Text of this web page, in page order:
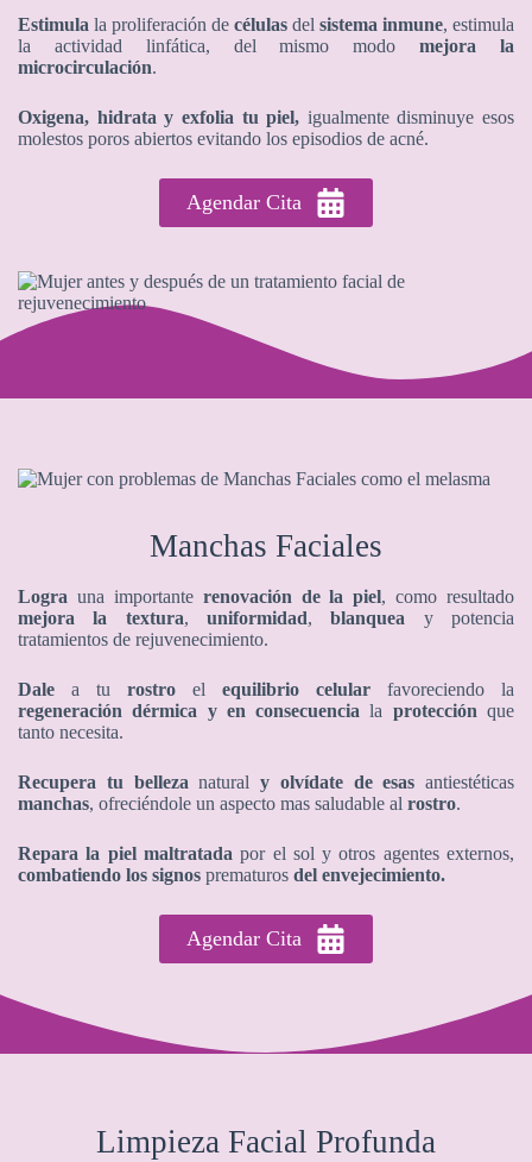
Estimula la proliferación de células del sistema inmune, estimula
la actividad linfática, del mismo modomejora la
microcirculación.
Oxigena, hidrata y exfolia tu piel, igualmente disminuye esos
molestos poros abiertos evitando los episodios de acné.
Agendar Cita
Manchas Faciales
Logra una importante renovación de la piel, como resultado
mejora la textura,uniformidad,blanquea y potencia
tratamientos de rejuvenecimiento.
Dale a tu rostro el equilibrio celular favoreciendo la
regeneración dérmica y en consecuencia la protección que
tanto necesita.
Recupera tu belleza natural y olvídate de esas antiestéticas
manchas, ofreciéndole un aspecto mas saludable al rostro.
Repara la piel maltratada por el sol y otros agentes externos,
combatiendo los signos prematuros del envejecimiento.
Agendar Cita
Limpieza Facial Profunda